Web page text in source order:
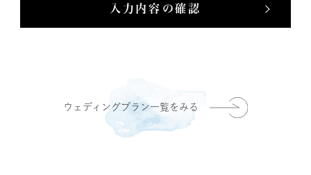
入力内容の確認
ウェディングプラン一覧をみる